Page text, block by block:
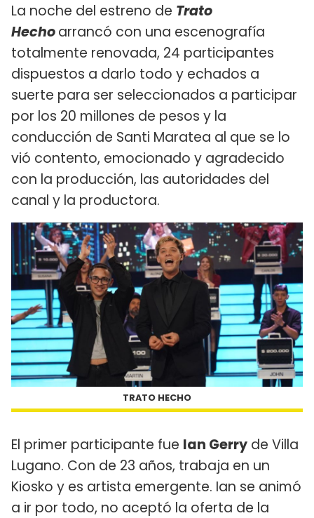
La noche del estreno de Trato
Hechoarrancó con una escenografía
totalmente renovada, 24 participantes
dispuestos a darlo todo y echados a
suerte para ser seleccionados a participar
por los 20 millones de pesos y la
conducción de Santi Maratea al que se lo
vió contento, emocionado y agradecido
con la producción, las autoridades del
canal y la productora.
TRATO HECHO
El primer participante fue Ian Gerry de Villa
Lugano. Con de 23 años, trabaja en un
Kiosko y es artista emergente. Ian se animó
a ir por todo, no aceptó la oferta de la